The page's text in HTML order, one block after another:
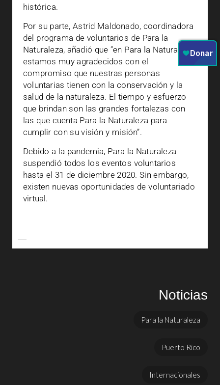
histórica.
Por su parte, Astrid Maldonado, coordinadora
del programa de voluntarios de Para la
Naturaleza, añadió que “en Para la Naturaleza,
estamos muy agradecidos con el
compromiso que nuestras personas
voluntarias tienen con la conservación y la
salud de la naturaleza. El tiempo y esfuerzo
que brindan son las grandes fortalezas con
las que cuenta Para la Naturaleza para
cumplir con su visión y misión”.
Debido a la pandemia, Para la Naturaleza
suspendió todos los eventos voluntarios
hasta el 31 de diciembre 2020. Sin embargo,
existen nuevas oportunidades de voluntariado
virtual.
Noticias
Para la Naturaleza
Puerto Rico
Internacionales